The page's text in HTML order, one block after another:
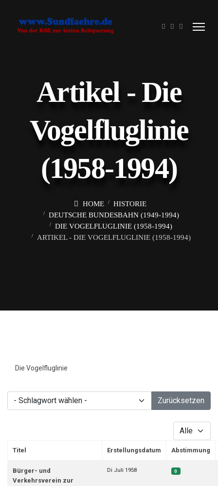
Artikel - Die
Vogelfluglinie
(1958-1994)
HOME
HISTORIE
DEUTSCHE BUNDESBAHN (1949-1994)
DIE VOGELFLUGLINIE (1958-1994)
ARTIKEL - DIE VOGELFLUGLINIE (1958-1994)
Die Vogelfluglinie
- Schlagwort wählen -
Zurücksetzen
Anzeige #
Titel Erstellungsdatum Abstimmung
Bürger- und
Verkehrsverein zur
Di Juli 1958 0